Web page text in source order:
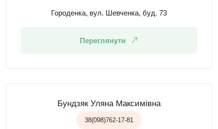
Городенка, вул. Шевченка, буд. 73
Переглянути
Бундзяк Уляна Максимівна
38(098)762-17-81